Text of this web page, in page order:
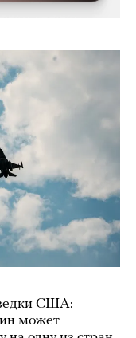
США:
может